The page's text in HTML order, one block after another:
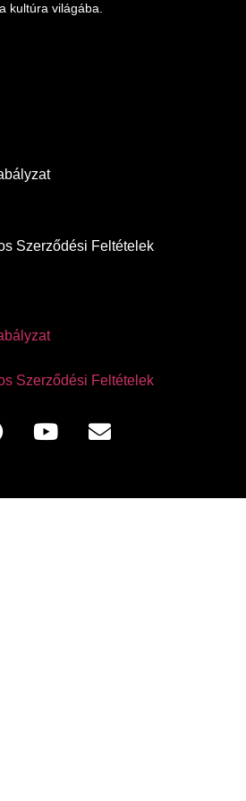
kultúra világába.
Szerződési Feltételek
Szerződési Feltételek